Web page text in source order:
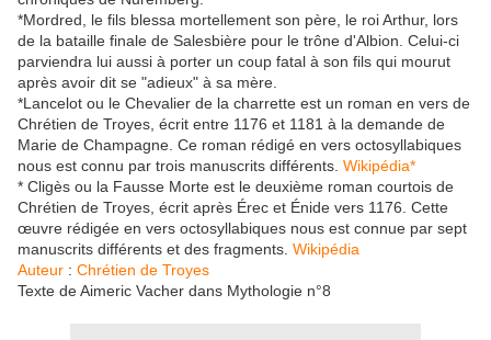
*Mordred, le fils blessa mortellement son père, le roi Arthur, lors
de la bataille finale de Salesbière pour le trône d'Albion. Celui-ci
parviendra lui aussi à porter un coup fatal à son fils qui mourut
après avoir dit se "adieux" à sa mère.
*Lancelot ou le Chevalier de la charrette est un roman en vers de
Chrétien de Troyes, écrit entre 1176 et 1181 à la demande de
Marie de Champagne. Ce roman rédigé en vers octosyllabiques
nous est connu par trois manuscrits différents. Wikipédia*
* Cligès ou la Fausse Morte est le deuxième roman courtois de
Chrétien de Troyes, écrit après Érec et Énide vers 1176. Cette
œuvre rédigée en vers octosyllabiques nous est connue par sept
manuscrits différents et des fragments. Wikipédia
Auteur : Chrétien de Troyes
Texte de Aimeric Vacher dans Mythologie n°8